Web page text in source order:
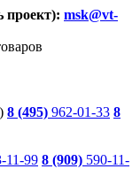
проект): msk@vt-
8 (495) 962-01-33 8
11-99 8 (909) 590-11-